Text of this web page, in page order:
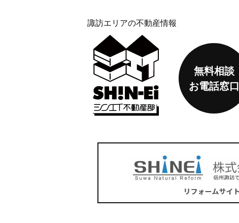
諏訪エリアの不動産情報
無料相談
お電話窓口